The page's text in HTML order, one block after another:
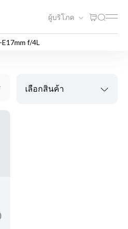
ผู้บริโภค
E17mm f/4L
เลือกสินค้า